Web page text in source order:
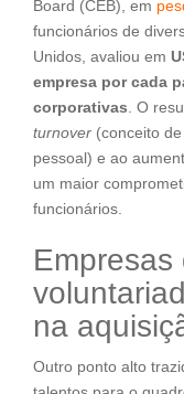
Board (CEB), em
funcionários de
Unidos, avaliou em
empresa por cada
corporativas. O
turnover (conceito
pessoal) e ao
um maior
funcionários.
Empresas
na
Outro ponto alto